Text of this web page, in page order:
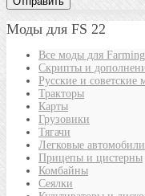
Моды для FS 22
Все моды для
Скрипты и
Русские и советские
Тракторы
Карты
Грузовики
Тягачи
Легковые автомобили
Прицепы и цистерны
Комбайны
Сеялки